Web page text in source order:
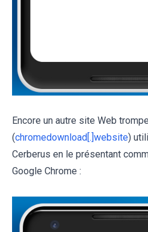
Encore un autre site Web
(chromedownload[.]website)
Cerberus en le présentant
Google Chrome :